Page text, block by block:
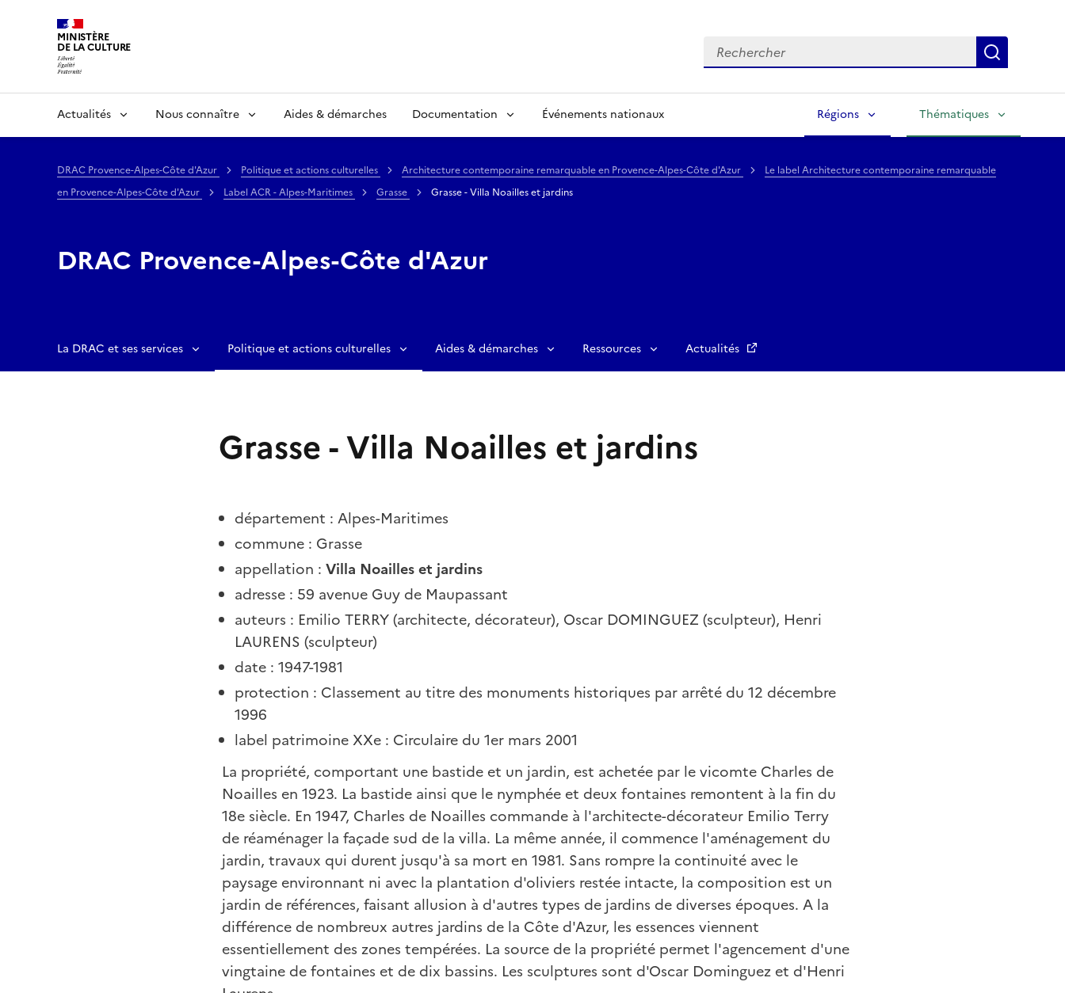
MINISTÈRE
DE LA CULTURE Rechercher
Actualités Nous connaître Aides & démarches Documentation Événements nationaux Régions Thématiques
DRAC Provence-Alpes-Côte d'Azur Politique et actions culturelles Architecture contemporaine remarquable en Provence-Alpes-Côte d'Azur
Le label Architecture contemporaine remarquable
en Provence-Alpes-Côte d'Azur
Label ACR - Alpes-Maritimes Grasse Grasse - Villa Noailles et jardins
DRAC Provence-Alpes-Côte d'Azur
La DRAC et ses services Politique et actions culturelles Aides & démarches Ressources Actualités
Grasse - Villa Noailles et jardins
département : Alpes-Maritimes
commune : Grasse
appellation : Villa Noailles et jardins
adresse : 59 avenue Guy de Maupassant
auteurs : Emilio TERRY (architecte, décorateur), Oscar DOMINGUEZ (sculpteur), Henri
LAURENS (sculpteur)
date : 1947-1981
protection : Classement au titre des monuments historiques par arrêté du 12 décembre
1996
label patrimoine XXe : Circulaire du 1er mars 2001
La propriété, comportant une bastide et un jardin, est achetée par le vicomte Charles de
Noailles en 1923. La bastide ainsi que le nymphée et deux fontaines remontent à la fin du
18e siècle. En 1947, Charles de Noailles commande à l'architecte-décorateur Emilio Terry
de réaménager la façade sud de la villa. La même année, il commence l'aménagement du
jardin, travaux qui durent jusqu'à sa mort en 1981. Sans rompre la continuité avec le
paysage environnant ni avec la plantation d'oliviers restée intacte, la composition est un
jardin de références, faisant allusion à d'autres types de jardins de diverses époques. A la
différence de nombreux autres jardins de la Côte d'Azur, les essences viennent
essentiellement des zones tempérées. La source de la propriété permet l'agencement d'une
vingtaine de fontaines et de dix bassins. Les sculptures sont d'Oscar Dominguez et d'Henri